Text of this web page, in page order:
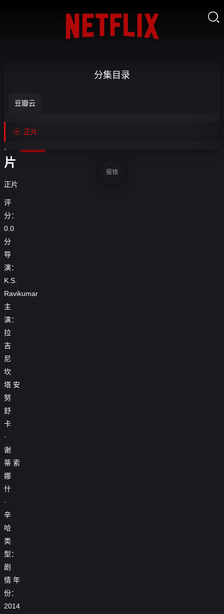

归
来-
正
片
正片
收
评
分：
0.0
分
导
演：
K.S.
Ravikumar
主
演：
拉
吉
尼
坎
塔 安
努
舒
卡
·
谢
蒂 索
娜
什
·
辛
哈
类
型：
剧
情 年
份：
2014
分集目录
豆瓣云
 正片
报错